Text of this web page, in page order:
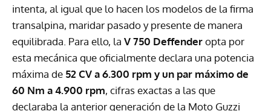
intenta, al igual que lo hacen los modelos de la firma
transalpina, maridar pasado y presente de manera
equilibrada. Para ello, la V 750 Deffenderopta por
esta mecánica que oficialmente declara una potencia
máxima de 52 CV a 6.300 rpm y un par máximo de
60 Nm a 4.900 rpm, cifras exactas a las que
declaraba la anterior generación de la Moto Guzzi